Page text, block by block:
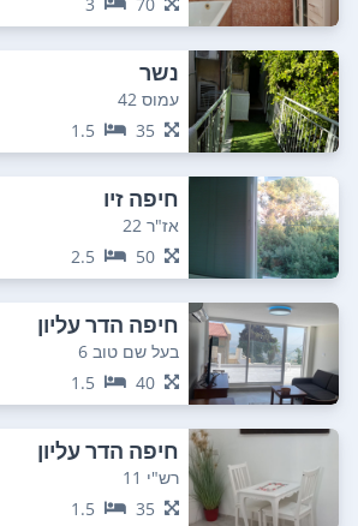
נשר
עמוס 42
35
1.5
חיפה זיו
אז"ר 22
50
2.5
חיפה הדר עליון
בעל שם טוב 6
40
1.5
חיפה הדר עליון
רש"י 11
35
1.5